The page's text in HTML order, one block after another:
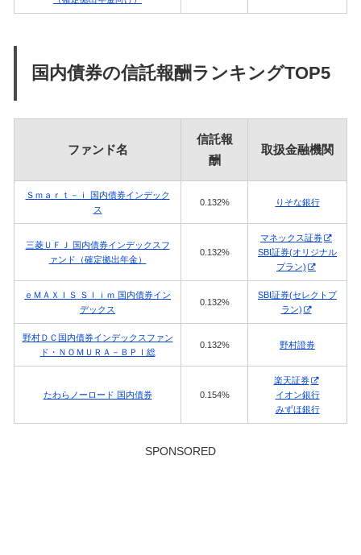
国内債券の信託報酬ランキングTOP5
ファンド名
信託報
酬
取扱金融機関
Ｓｍａｒｔ－ｉ 国内債券インデック
ス
0.132% りそな銀行
三菱ＵＦＪ 国内債券インデックスフ
ァンド（確定拠出年金）
0.132%
マネックス証券
SBI証券(オリジナル
プラン)
ｅＭＡＸＩＳ Ｓｌｉｍ 国内債券イン
デックス
0.132%
SBI証券(セレクトプ
ラン)
野村ＤＣ国内債券インデックスファン
ド・ＮＯＭＵＲＡ－ＢＰＩ総
0.132% 野村證券
たわらノーロード 国内債券 0.154%
楽天証券
イオン銀行
みずほ銀行
SPONSORED